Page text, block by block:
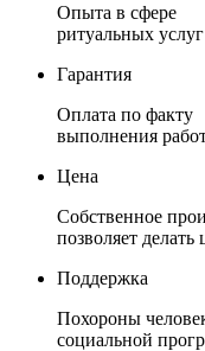
Опыта в сфере
ритуальных услуг
Гарантия
Оплата по факту
выполнения
Цена
Собственное
позволяет
Поддержка
Похороны
социальной